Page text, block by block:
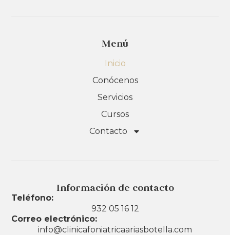
Menú
Inicio
Conócenos
Servicios
Cursos
Contacto
Información de contacto
Teléfono:
932 05 16 12
Correo electrónico:
info@clinicafoniatricaariasbotella.com